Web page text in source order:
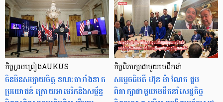
កិច្ចព្រមព្រៀងAUKUS
ចិនមិនសប្បាយចិត្ត ខណៈបារាំងខាត
ប្រយោជន៍ ក្រោយអាមេរិកនិងសម្ព័ន្ធ
កិច្ចពិភាក្សាជាមួយមេដឹកនាំ
សម្តេចធិបតី ហ៊ុន ម៉ាណែត ជួប
ពិភាក្សាជាមួយមេដឹកនាំសេដ្ឋកិច្ច